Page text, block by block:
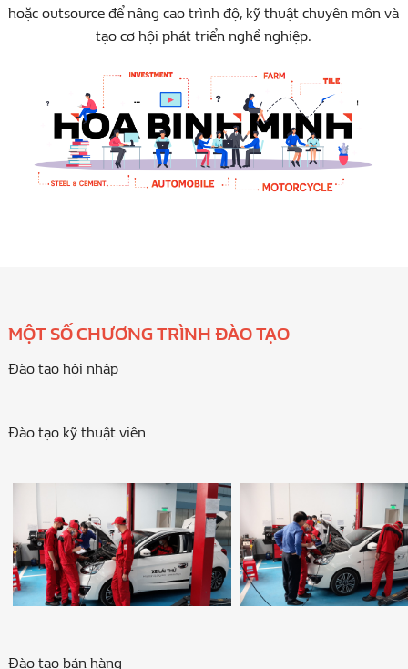
hoặc outsource để nâng cao trình độ, kỹ thuật chuyên môn và
tạo cơ hội phát triển nghề nghiệp.
MỘT SỐ CHƯƠNG TRÌNH ĐÀO TẠO
Đào tạo hội nhập
Đào tạo kỹ thuật viên
Đào tạo bán hàng